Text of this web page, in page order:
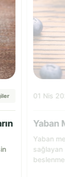
01 Nis
Yaban
Yaban
sağlayan